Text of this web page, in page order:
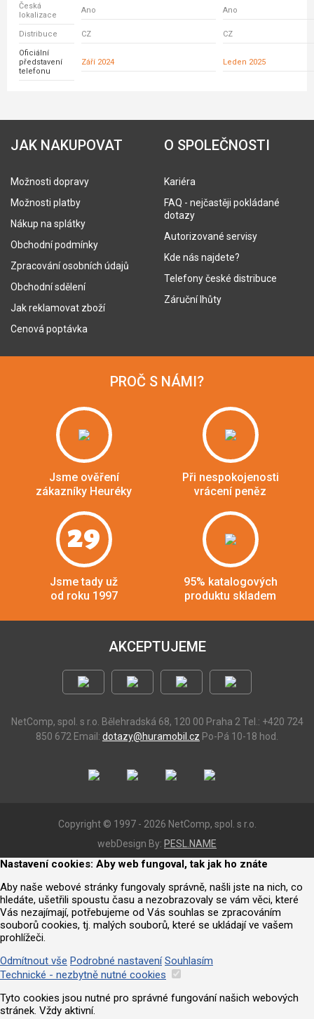
Česká
lokalizace
Ano Ano
Distribuce CZ CZ
Oficiální
představení
telefonu
Září 2024 Leden 2025
JAK NAKUPOVAT
Možnosti dopravy
Možnosti platby
Nákup na splátky
Obchodní podmínky
Zpracování osobních údajů
Obchodní sdělení
Jak reklamovat zboží
Cenová poptávka
O SPOLEČNOSTI
Kariéra
FAQ - nejčastěji pokládané
dotazy
Autorizované servisy
Kde nás najdete?
Telefony české distribuce
Záruční lhůty
PROČ S NÁMI?
Jsme ověření
zákazníky Heuréky
Při nespokojenosti
vrácení peněz
29
Jsme tady už
od roku 1997
95% katalogových
produktu skladem
AKCEPTUJEME
NetComp, spol. s r.o. Bělehradská 68, 120 00 Praha 2 Tel.: +420 724
850 672 Email: dotazy@huramobil.cz Po-Pá 10-18 hod.
Copyright © 1997 - 2026 NetComp, spol. s r.o.
webDesign By: PESL.NAME
Nastavení cookies: Aby web fungoval, tak jak ho znáte
Aby naše webové stránky fungovaly správně, našli jste na nich, co
hledáte, ušetřili spoustu času a nezobrazovaly se vám věci, které
Vás nezajímají, potřebujeme od Vás souhlas se zpracováním
souborů cookies, tj. malých souborů, které se ukládají ve vašem
prohlížeči.
Odmítnout vše Podrobné nastavení Souhlasím
Technické - nezbytně nutné cookies
Tyto cookies jsou nutné pro správné fungování našich webových
stránek. Vždy aktivní.